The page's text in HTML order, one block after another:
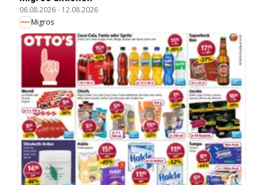
06.08.2026- 12.08.2026
Migros